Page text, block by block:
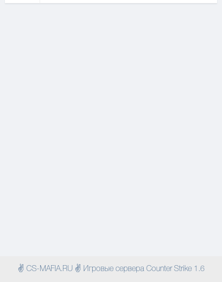
✌ CS-MAFIA.RU ✌ Игровые сервера Counter Strike 1.6